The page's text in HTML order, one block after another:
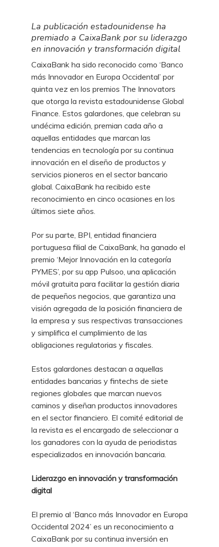
La publicación estadounidense ha
premiado a CaixaBank por su liderazgo
en innovación y transformación digital
CaixaBank ha sido reconocido como ‘Banco
más Innovador en Europa Occidental’ por
quinta vez en los premios The Innovators
que otorga la revista estadounidense Global
Finance. Estos galardones, que celebran su
undécima edición, premian cada año a
aquellas entidades que marcan las
tendencias en tecnología por su continua
innovación en el diseño de productos y
servicios pioneros en el sector bancario
global. CaixaBank ha recibido este
reconocimiento en cinco ocasiones en los
últimos siete años.
Por su parte, BPI, entidad financiera
portuguesa filial de CaixaBank, ha ganado el
premio ‘Mejor Innovación en la categoría
PYMES’, por su app Pulsoo, una aplicación
móvil gratuita para facilitar la gestión diaria
de pequeños negocios, que garantiza una
visión agregada de la posición financiera de
la empresa y sus respectivas transacciones
y simplifica el cumplimiento de las
obligaciones regulatorias y fiscales.
Estos galardones destacan a aquellas
entidades bancarias y fintechs de siete
regiones globales que marcan nuevos
caminos y diseñan productos innovadores
en el sector financiero. El comité editorial de
la revista es el encargado de seleccionar a
los ganadores con la ayuda de periodistas
especializados en innovación bancaria.
Liderazgo en innovación y transformación
digital
El premio al ‘Banco más Innovador en Europa
Occidental 2024’ es un reconocimiento a
CaixaBank por su continua inversión en